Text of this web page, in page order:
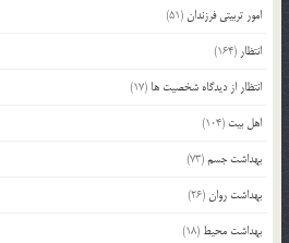
امور تربیتی فرزندان(51)
انتظار (164)
انتظار از دیدگاه شخصیت ها (17)
اهل بیت (104)
بهداشت جسم(73)
بهداشت روان(26)
بهداشت محیط (18)